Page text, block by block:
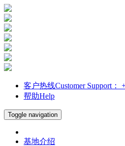
客户热线Customer Support：
帮助Help
Toggle navigation
基地介绍